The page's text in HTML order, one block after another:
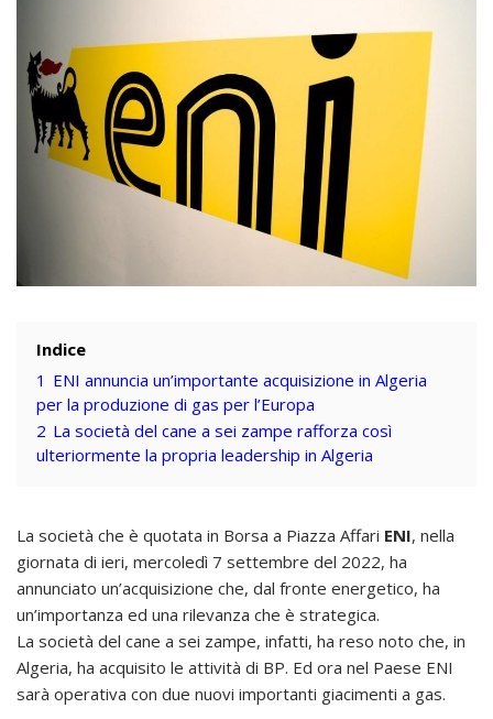
Indice
1 ENI annuncia un’importante acquisizione in Algeria
per la produzione di gas per l’Europa
2 La società del cane a sei zampe rafforza così
ulteriormente la propria leadership in Algeria
La società che è quotata in Borsa a Piazza Affari ENI, nella
giornata di ieri, mercoledì 7 settembre del 2022, ha
annunciato un’acquisizione che, dal fronte energetico, ha
un’importanza ed una rilevanza che è strategica.
La società del cane a sei zampe, infatti, ha reso noto che, in
Algeria, ha acquisito le attività di BP. Ed ora nel Paese ENI
sarà operativa con due nuovi importanti giacimenti a gas.